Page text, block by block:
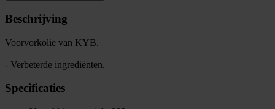
Beschrijving
Voorvorkolie van KYB.
- Verbeterde ingrediënten.
Specificaties